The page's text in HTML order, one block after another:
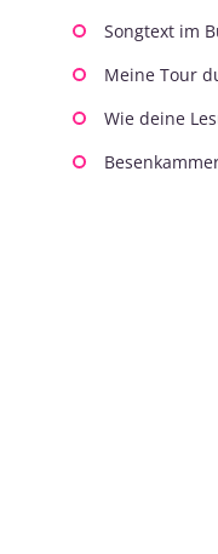
Songtext im
Meine Tour
Wie deine